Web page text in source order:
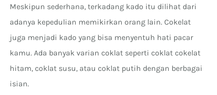
Meskipun sederhana, terkadang kado itu dilihat dari
adanya kepedulian memikirkan orang lain. Cokelat
juga menjadi kado yang bisa menyentuh hati pacar
kamu. Ada banyak varian coklat seperti coklat cokelat
hitam, coklat susu, atau coklat putih dengan berbagai
isian.